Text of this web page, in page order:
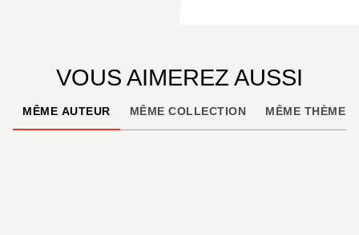
VOUS AIMEREZ AUSSI
MÊME AUTEUR MÊME COLLECTION MÊME THÈME